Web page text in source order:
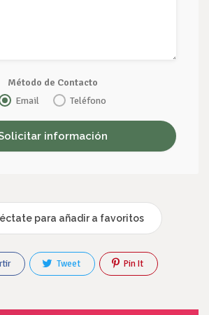
Método de Contacto
Email
Teléfono
para añadir a favoritos
Tweet Pin It